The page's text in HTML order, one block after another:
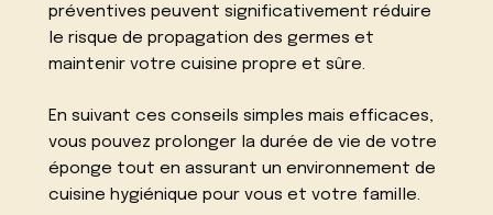
préventives peuvent significativement réduire
le risque de propagation des germes et
maintenir votre cuisine propre et sûre.
En suivant ces conseils simples mais efficaces,
vous pouvez prolonger la durée de vie de votre
éponge tout en assurant un environnement de
cuisine hygiénique pour vous et votre famille.